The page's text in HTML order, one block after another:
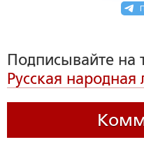
Подписывайте на
Русская народная